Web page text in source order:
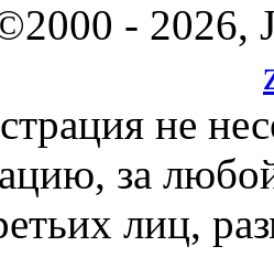
- 2026,
не
за любой
лиц,